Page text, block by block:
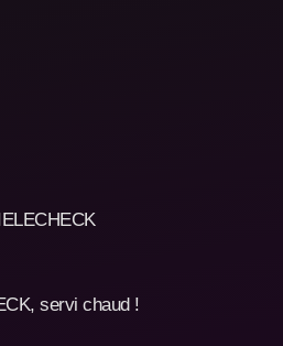
servi chaud !